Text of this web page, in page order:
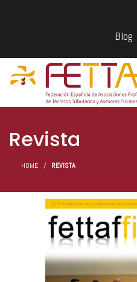
Blog
Revista
HOME REVISTA